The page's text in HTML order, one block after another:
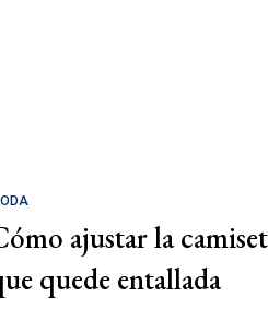
ajustar la
quede entallada